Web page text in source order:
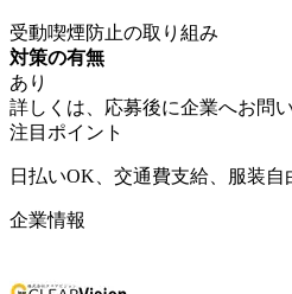
受動喫煙防止の取り組み
対策の有無
あり
詳しくは、応募後に企業へお問
注目ポイント
日払いOK、交通費支給、服装自
企業情報